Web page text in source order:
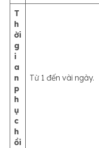
T
h
ời
g
i
a
n
p
h
ụ
c
h
ồi
Từ 1 đến vài ngày.